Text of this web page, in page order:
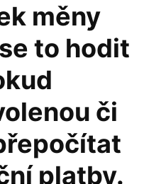
měny
to hodit
či
platby.